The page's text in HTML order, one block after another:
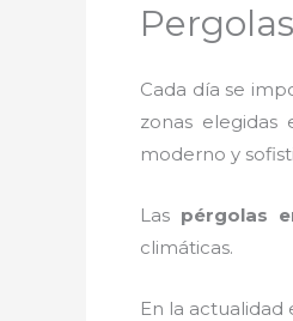
Cada día se
zonas elegidas
moderno y
Las pérgolas
climáticas.
En la